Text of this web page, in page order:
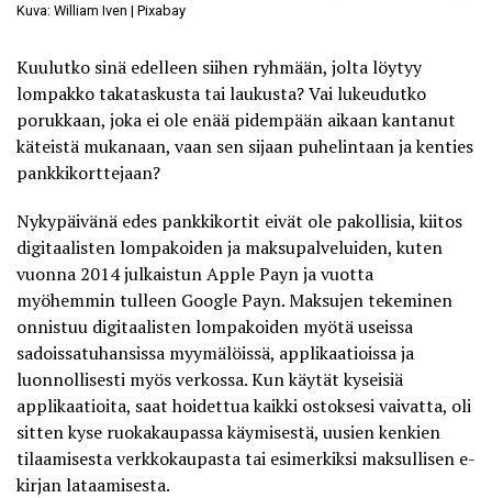
Kuva: William Iven | Pixabay
Kuulutko sinä edelleen siihen ryhmään, jolta löytyy
lompakko takataskusta tai laukusta? Vai lukeudutko
porukkaan, joka ei ole enää pidempään aikaan kantanut
käteistä mukanaan, vaan sen sijaan puhelintaan ja kenties
pankkikorttejaan?
Nykypäivänä edes pankkikortit eivät ole pakollisia, kiitos
digitaalisten lompakoiden ja maksupalveluiden, kuten
vuonna 2014 julkaistun Apple Payn ja vuotta
myöhemmin tulleen Google Payn. Maksujen tekeminen
onnistuu digitaalisten lompakoiden myötä useissa
sadoissatuhansissa myymälöissä, applikaatioissa ja
luonnollisesti myös verkossa. Kun käytät kyseisiä
applikaatioita, saat hoidettua kaikki ostoksesi vaivatta, oli
sitten kyse ruokakaupassa käymisestä, uusien kenkien
tilaamisesta verkkokaupasta tai esimerkiksi maksullisen e-
kirjan lataamisesta.